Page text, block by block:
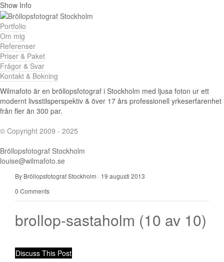
Show Info
Portfolio
Om mig
Referenser
Priser & Paket
Frågor & Svar
Kontakt & Bokning
Wilmafoto är en bröllopsfotograf i Stockholm med ljusa foton ur ett
modernt livsstilsperspektiv & över 17 års professionell yrkeserfarenhet
från fler än 300 par.
© Copyright 2009 - 2025
Bröllopsfotograf Stockholm
louise@wilmafoto.se
By Bröllopsfotograf Stockholm · 19 augusti 2013
0 Comments
brollop-sastaholm (10 av 10)
Discuss This Post